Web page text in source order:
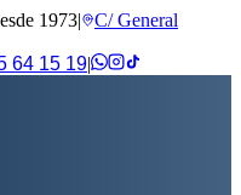
1973|
C/ General
64 15 19|